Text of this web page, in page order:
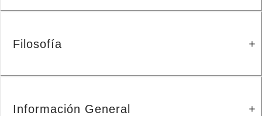
Filosofía
Información General